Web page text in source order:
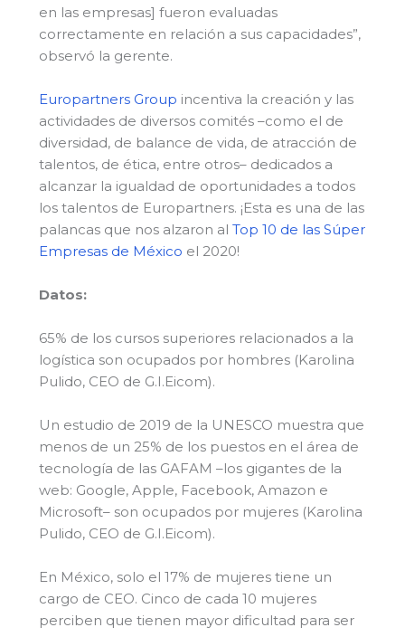
en las empresas] fueron evaluadas
correctamente en relación a sus capacidades”,
observó la gerente.
Europartners Group incentiva la creación y las
actividades de diversos comités –como el de
diversidad, de balance de vida, de atracción de
talentos, de ética, entre otros– dedicados a
alcanzar la igualdad de oportunidades a todos
los talentos de Europartners. ¡Esta es una de las
palancas que nos alzaron al Top 10 de las Súper
Empresas de México el 2020!
Datos:
65% de los cursos superiores relacionados a la
logística son ocupados por hombres (Karolina
Pulido, CEO de G.I.Eicom).
Un estudio de 2019 de la UNESCO muestra que
menos de un 25% de los puestos en el área de
tecnología de las GAFAM –los gigantes de la
web: Google, Apple, Facebook, Amazon e
Microsoft– son ocupados por mujeres (Karolina
Pulido, CEO de G.I.Eicom).
En México, solo el 17% de mujeres tiene un
cargo de CEO. Cinco de cada 10 mujeres
perciben que tienen mayor dificultad para ser